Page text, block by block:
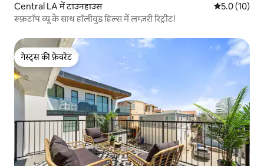
Central LA में टाउनहाउस औसत रेटिंग 5
5.0 (10)
रूफ़टॉप व्यू के साथ हॉलीवुड हिल्स में लग्ज़री रिट्रीट!
गेस्ट्स की फ़ेवरेट
गेस्ट्स की फ़ेवरेट